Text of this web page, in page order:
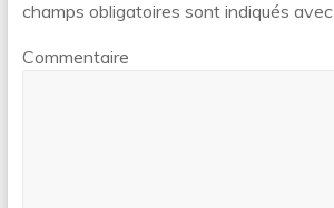
champs obligatoires sont indiqués avec
Commentaire